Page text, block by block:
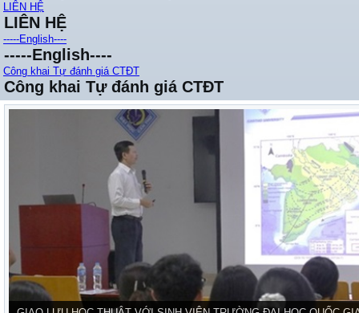
LIÊN HỆ
LIÊN HỆ
-----English----
-----English----
Công khai Tự đánh giá CTĐT
Công khai Tự đánh giá CTĐT